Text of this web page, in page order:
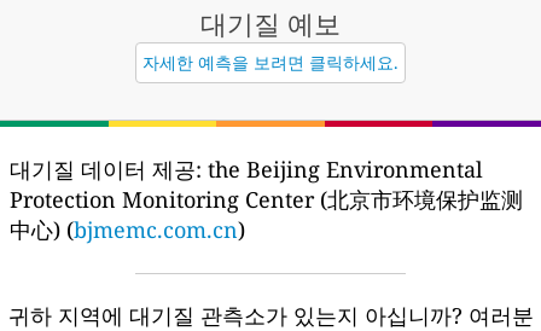
대기질 예보
자세한 예측을 보려면 클릭하세요.
대기질 데이터 제공: the Beijing Environmental
Protection Monitoring Center (北京市环境保护监测
中心) (bjmemc.com.cn)
귀하 지역에 대기질 관측소가 있는지 아십니까? 여러분